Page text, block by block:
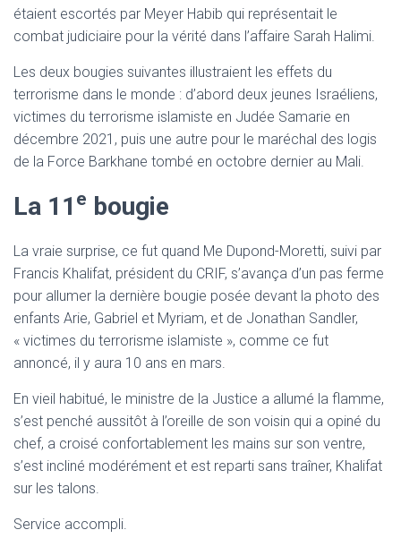
étaient escortés par Meyer Habib qui représentait le
combat judiciaire pour la vérité dans l’affaire Sarah Halimi.
Les deux bougies suivantes illustraient les effets du
terrorisme dans le monde : d’abord deux jeunes Israéliens,
victimes du terrorisme islamiste en Judée Samarie en
décembre 2021, puis une autre pour le maréchal des logis
de la Force Barkhane tombé en octobre dernier au Mali.
La 11 e bougie
La vraie surprise, ce fut quand Me Dupond-Moretti, suivi par
Francis Khalifat, président du CRIF, s’avança d’un pas ferme
pour allumer la dernière bougie posée devant la photo des
enfants Arie, Gabriel et Myriam, et de Jonathan Sandler,
« victimes du terrorisme islamiste », comme ce fut
annoncé, il y aura 10 ans en mars.
En vieil habitué, le ministre de la Justice a allumé la flamme,
s’est penché aussitôt à l’oreille de son voisin qui a opiné du
chef, a croisé confortablement les mains sur son ventre,
s’est incliné modérément et est reparti sans traîner, Khalifat
sur les talons.
Service accompli.